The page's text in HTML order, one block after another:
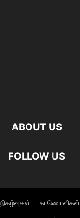
ABOUT US
FOLLOW US
நிகழ்வுகள் காணொளிகள்